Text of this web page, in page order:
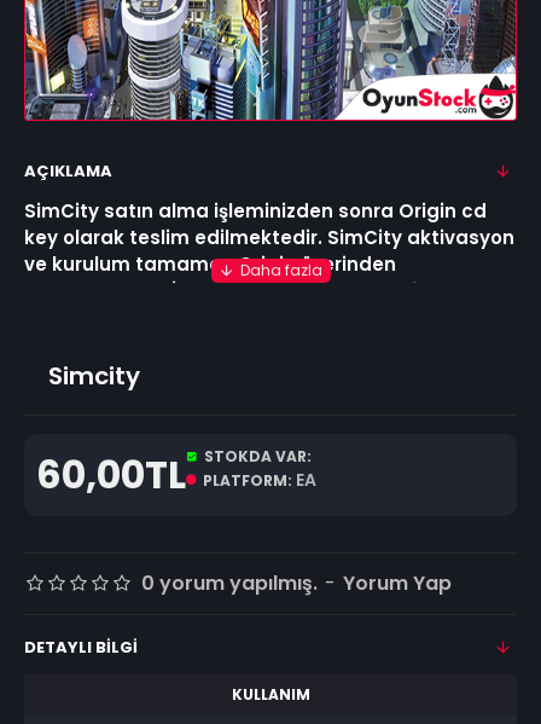
AÇIKLAMA
SimCity satın alma işleminizden sonra Origin cd
key olarak teslim edilmektedir. SimCity aktivasyon
ve kurulum tamamen Origin üzerinden
yapılmaktadır. İnternet bağlantısı gerekir.
seçimleri yapın ve içindeki Sim'leri çalıştırın.SimCity
satın al, şehir kurmaya hemen başla.
Simcity
0 yorum yapılmış. - Yorum Yap
60,00TL
STOKDA VAR:
PLATFORM: EA
DETAYLI BILGI
KULLANIM